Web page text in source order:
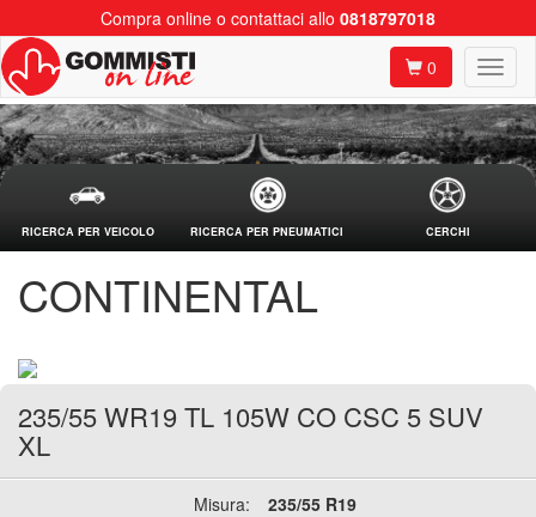
Compra online o contattaci allo 0818797018
0
RICERCA PER VEICOLO RICERCA PER PNEUMATICI CERCHI
CONTINENTAL
235/55 WR19 TL 105W CO CSC 5 SUV
XL
Misura:
235/55 R19